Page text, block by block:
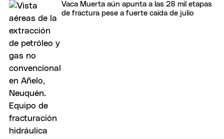
Vaca Muerta aún apunta a las 28 mil etapas
de fractura pese a fuerte caída de julio